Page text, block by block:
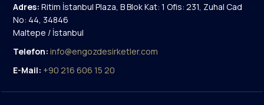
Adres: Ritim İstanbul Plaza, B Blok Kat: 1 Ofis: 231, Zuhal Cad
No: 44, 34846
Maltepe / İstanbul
Telefon: info@engozdesirketler.com
E-Mail: +90 216 606 15 20